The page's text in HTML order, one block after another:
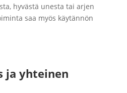
hyvästä unesta tai arjen
saa myös käytännön
ja yhteinen